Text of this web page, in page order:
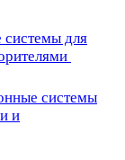
системы для
системы
и